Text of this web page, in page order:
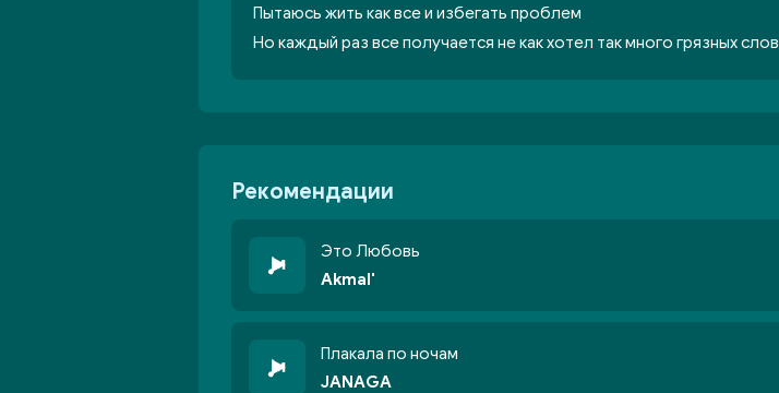
Пытаюсь жить как все и избегать проблем
Но каждый раз все получается не как хотел так много грязных слов
Рекомендации
Это Любовь
Akmal'
Плакала по ночам
JANAGA